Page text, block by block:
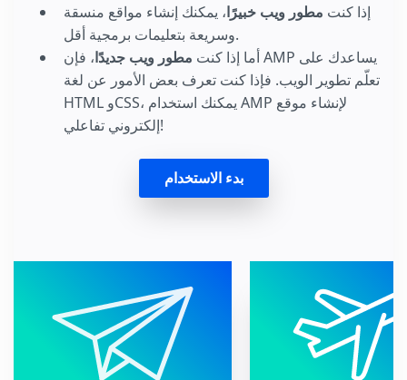
إذا كنت مطور ويب خبيرًا، يمكنك إنشاء مواقع منسقة
وسريعة بتعليمات برمجية أقل.
أما إذا كنت مطور ويب جديدًا، فإن AMP يساعدك على
تعلّم تطوير الويب. فإذا كنت تعرف بعض الأمور عن لغة
HTML وCSS، يمكنك استخدام AMP لإنشاء موقع
إلكتروني تفاعلي!
بدء الاستخدام